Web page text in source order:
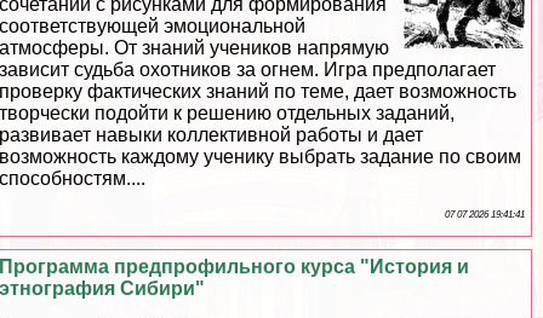
сочетании с рисунками для формирования
соответствующей эмоциональной
атмосферы. От знаний учеников напрямую
зависит судьба охотников за огнем. Игра предполагает
проверку фактических знаний по теме, дает возможность
творчески подойти к решению отдельных заданий,
развивает навыки коллективной работы и дает
возможность каждому ученику выбрать задание по своим
способностям....
07 07 2026 19:41:41
Программа предпрофильного курса "История и
этнография Сибири"